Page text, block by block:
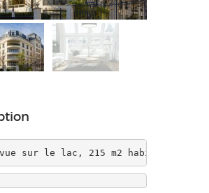
sur le lac, 215 m2 habitables,